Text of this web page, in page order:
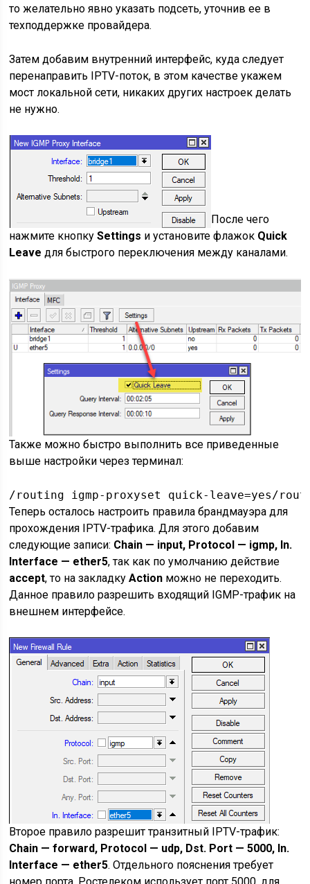
то желательно явно указать подсеть, уточнив ее в
техподдержке провайдера.
Затем добавим внутренний интерфейс, куда следует
перенаправить IPTV-поток, в этом качестве укажем
мост локальной сети, никаких других настроек делать
не нужно.
После чего
нажмите кнопкуSettings и установите флажок Quick
Leave для быстрого переключения между каналами.
Также можно быстро выполнить все приведенные
выше настройки через терминал:
/routing igmp-proxyset quick-leave=yes/
Теперь осталось настроить правила брандмауэра для
прохождения IPTV-трафика. Для этого добавим
следующие записи: Chain — input, Protocol — igmp, In.
Interface — ether5, так как по умолчанию действие
accept, то на закладкуAction можно не переходить.
Данное правило разрешить входящий IGMP-трафик на
внешнем интерфейсе.
Второе правило разрешит транзитный IPTV-трафик:
Chain — forward, Protocol — udp, Dst. Port — 5000, In.
Interface — ether5. Отдельного пояснения требует